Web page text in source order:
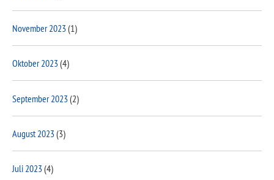
November 2023(1)
Oktober 2023(4)
September 2023(2)
August 2023(3)
Juli 2023(4)